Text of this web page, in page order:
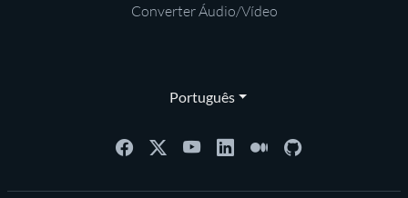
Converter Áudio/Vídeo
Português